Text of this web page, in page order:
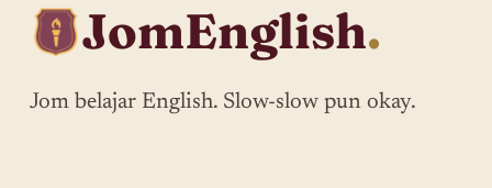
JomEnglish.
Jom belajar English. Slow-slow pun okay.